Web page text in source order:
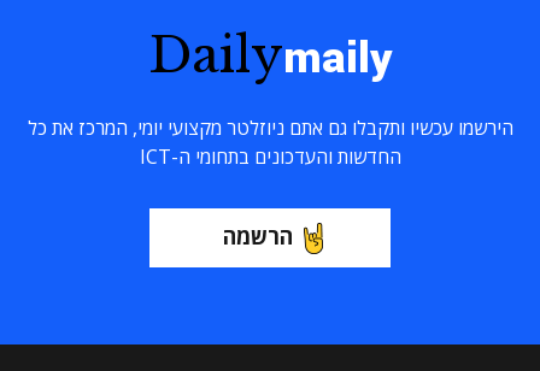
Dailymaily
הירשמו עכשיו ותקבלו גם אתם ניוזלטר מקצועי יומי, המרכז את כל
החדשות והעדכונים בתחומי ה-ICT
הרשמה